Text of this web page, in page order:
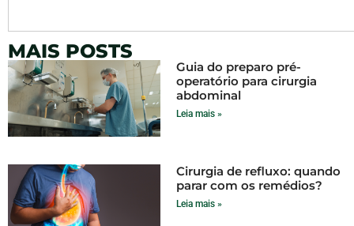
MAIS POSTS
Guia do preparo pré-
operatório para cirurgia
abdominal
Leia mais »
Cirurgia de refluxo: quando
parar com os remédios?
Leia mais »